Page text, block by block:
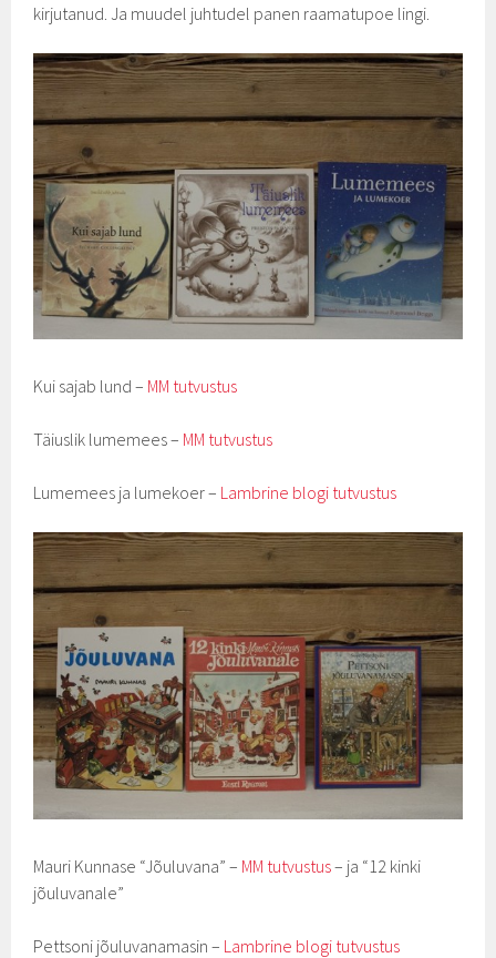
kirjutanud. Ja muudel juhtudel panen raamatupoe lingi.
Kui sajab lund – MM tutvustus
Täiuslik lumemees – MM tutvustus
Lumemees ja lumekoer – Lambrine blogi tutvustus
Mauri Kunnase “Jõuluvana” – MM tutvustus– ja “12 kinki
jõuluvanale”
Pettsoni jõuluvanamasin – Lambrine blogi tutvustus